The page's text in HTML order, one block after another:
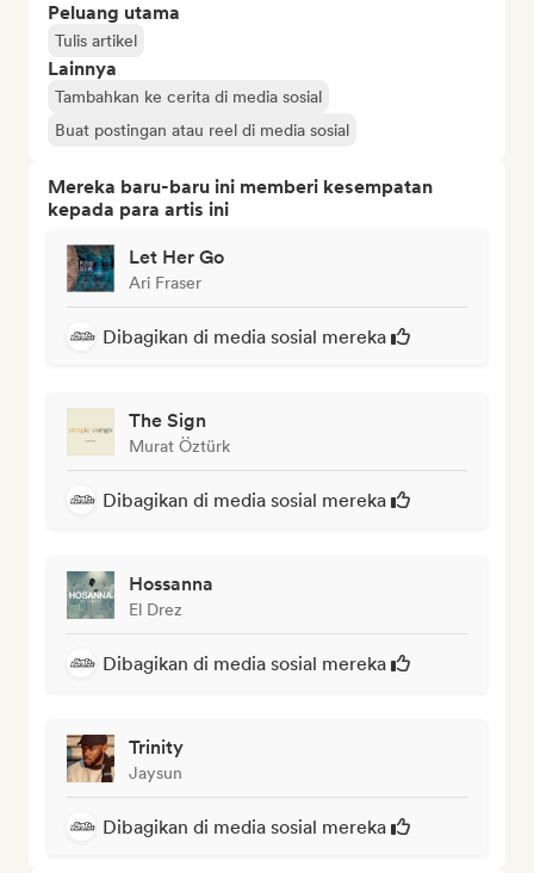
Peluang utama
Tulis artikel
Lainnya
Tambahkan ke cerita di media sosial
Buat postingan atau reel di media sosial
Mereka baru-baru ini memberi kesempatan
kepada para artis ini
Let Her Go
Ari Fraser
Dibagikan di media sosial mereka
The Sign
Murat Öztürk
Dibagikan di media sosial mereka
Hossanna
El Drez
Dibagikan di media sosial mereka
Trinity
Jaysun
Dibagikan di media sosial mereka